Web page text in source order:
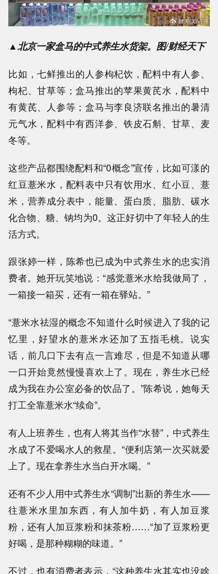
▲北京一家盒马的中式养生水货架。图/财经天下
比如，七鲜推出的人参枸杞饮，配料中有人参、
枸杞、甘草等；盒马推出的苹果黄芪水，配料中
有黄芪、人参等；盒马与李良济联名推出的暑清
元气水，配料中有西洋参、铁皮石斛、甘草、麦
冬等。
这些产品都围绕配料和“0概念”宣传，比如可漾的
红豆薏米水，配料表中只有饮用水、红小豆、薏
米，营养成分表中，能量、蛋白质、脂肪、碳水
化合物、糖、钠均为0。这正好切中了年轻人的生
活方式。
跟张婷一样，陈希也已成为中式养生水的忠实消
费者。她开玩笑地说：“感觉薏米水给我做局了，
一箱接一箱买，还有一箱在驿站。”
“薏米水祛湿的概念不知道什么时候进入了我的记
忆里，好望水的薏米水还加了五指毛桃。说实
话，前几口下去有点一言难尽，但是不知道从哪
一口开始竟然慢慢喜欢上了。现在，养生水已经
成为我在办公室必备的饮品了。”陈希说，她每天
打工全靠薏米水“续命”。
有人上班养生，也有人将其当作“水替”，中式养生
水成了不爱喝水人的救星。“便利店第一次买就爱
上了。现在拿养生水当白开水喝。”
还有不少人用中式养生水“调制”出新的养生水——
往薏米水里加东西，有人加牛奶，有人加豆浆
粉，还有人加豆浆粉和抹茶粉……“加了豆浆粉更
好喝，是那种糊糊的味道。”
不过，也有消费者表示，“这种养生水其实也没啥